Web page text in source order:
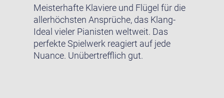
Meisterhafte Klaviere und Flügel für die
allerhöchsten Ansprüche, das Klang-
Ideal vieler Pianisten weltweit. Das
perfekte Spielwerk reagiert auf jede
Nuance. Unübertrefflich gut.